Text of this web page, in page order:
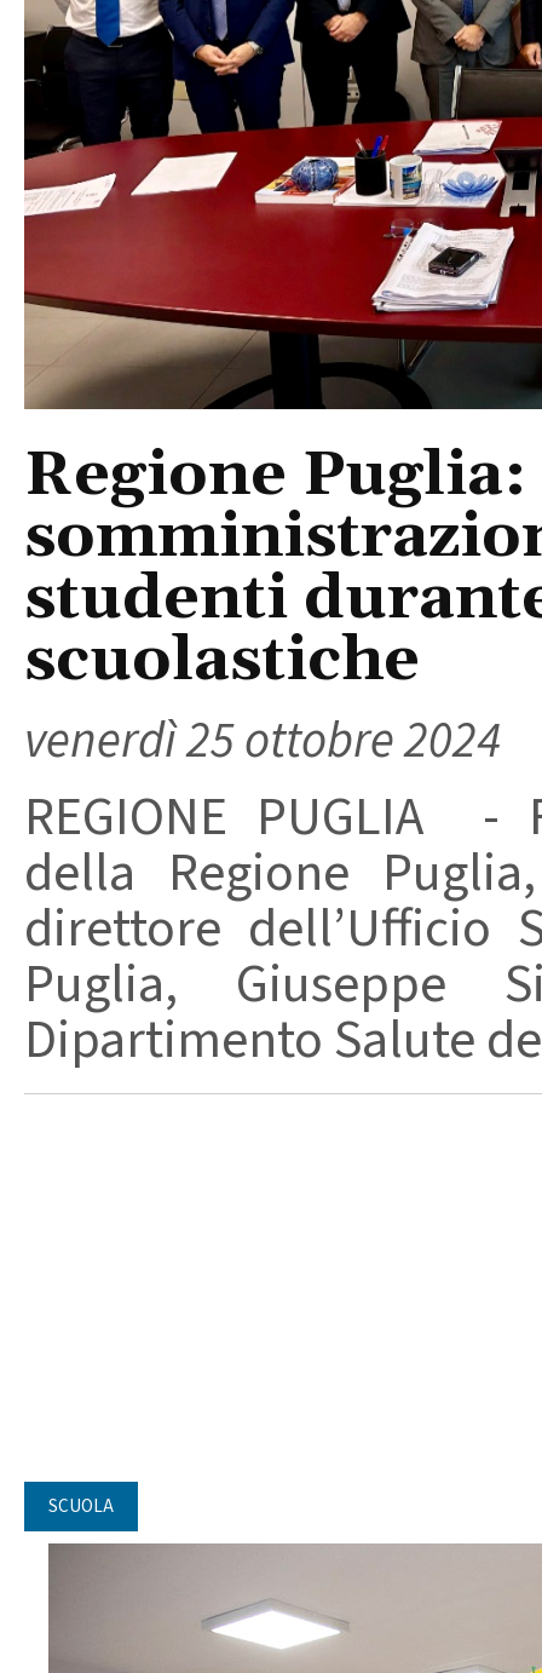
Regione
studenti
scuolastiche
venerdì 25 ottobre 2024
REGIONE PUGLIA
della Regione
direttore dell’Ufficio
Puglia, Giuseppe
Dipartimento Salute
SCUOLA